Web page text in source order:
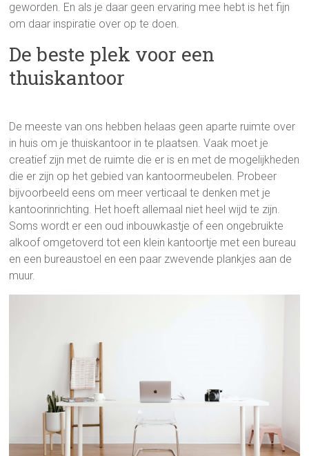
geworden. En als je daar geen ervaring mee hebt is het fijn
om daar inspiratie over op te doen.
De beste plek voor een
thuiskantoor
De meeste van ons hebben helaas geen aparte ruimte over
in huis om je thuiskantoor in te plaatsen. Vaak moet je
creatief zijn met de ruimte die er is en met de mogelijkheden
die er zijn op het gebied van kantoormeubelen. Probeer
bijvoorbeeld eens om meer verticaal te denken met je
kantoorinrichting. Het hoeft allemaal niet heel wijd te zijn.
Soms wordt er een oud inbouwkastje of een ongebruikte
alkoof omgetoverd tot een klein kantoortje met een bureau
en een bureaustoel en een paar zwevende plankjes aan de
muur.